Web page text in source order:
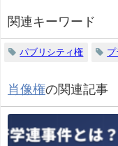
関連キーワード
パブリシティ権 プ
肖像権の関連記事